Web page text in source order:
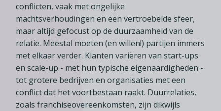
conflicten, vaak met ongelijke
machtsverhoudingen en een vertroebelde sfeer,
maar altijd gefocust op de duurzaamheid van de
relatie. Meestal moeten (en willen!) partijen immers
met elkaar verder. Klanten variëren van start-ups
en scale-up - met hun typische eigenaardigheden -
tot grotere bedrijven en organisaties met een
conflict dat het voortbestaan raakt. Duurrelaties,
zoals franchiseovereenkomsten, zijn dikwijls